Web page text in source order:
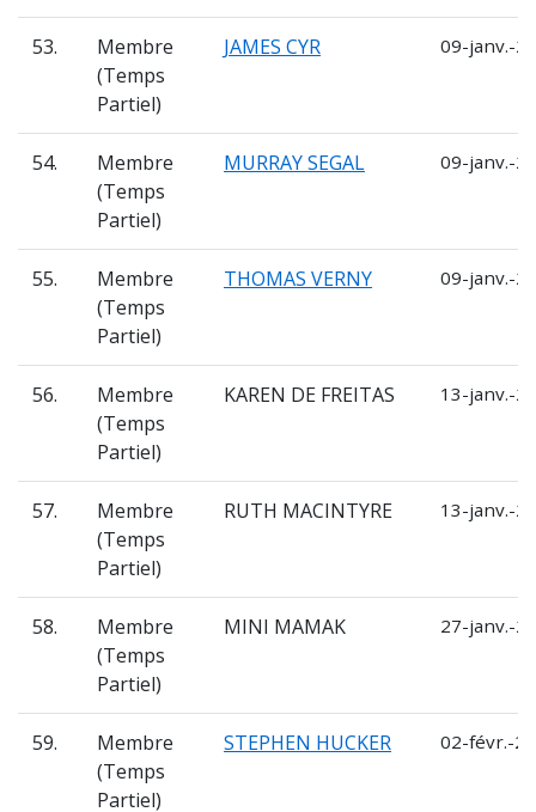
53.
Membre
(Temps
Partiel)
JAMES CYR 09-janv.-
54.
Membre
(Temps
Partiel)
MURRAY SEGAL 09-janv.-
55.
Membre
(Temps
Partiel)
THOMAS VERNY 09-janv.-
56.
Membre
(Temps
Partiel)
KAREN DE FREITAS 13-janv.-
57.
Membre
(Temps
Partiel)
RUTH MACINTYRE 13-janv.-
58.
Membre
(Temps
Partiel)
MINI MAMAK 27-janv.-
59.
Membre
(Temps
Partiel)
STEPHEN HUCKER 02-févr.-